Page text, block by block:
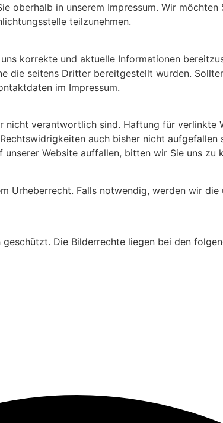
oberhalb in unserem Impressum. Wir
teilzunehmen.
korrekte und aktuelle Informationen
die seitens Dritter bereitgestellt wurden.
im Impressum.
nicht verantwortlich sind. Haftung für verlinkte
auch bisher nicht
Website auffallen, bitten wir Sie uns
Urheberrecht. Falls notwendig, werden wir
Die Bilderrechte liegen bei den